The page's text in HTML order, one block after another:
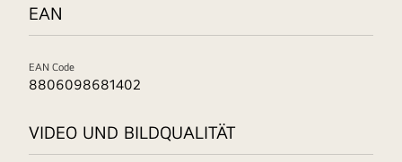
EAN
EAN Code
8806098681402
VIDEO UND BILDQUALITÄT